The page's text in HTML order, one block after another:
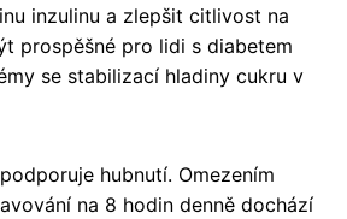
inzulinu a zlepšit citlivost na
prospěšné pro lidi s diabetem
se stabilizací hladiny cukru v
hubnutí. Omezením
na 8 hodin denně dochází